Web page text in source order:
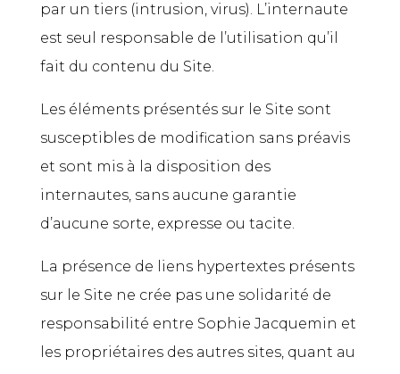
par un tiers (intrusion, virus). L’internaute
est seul responsable de l’utilisation qu’il
fait du contenu du Site.
Les éléments présentés sur le Site sont
susceptibles de modification sans préavis
et sont mis à la disposition des
internautes, sans aucune garantie
d’aucune sorte, expresse ou tacite.
La présence de liens hypertextes présents
sur le Site ne crée pas une solidarité de
responsabilité entre Sophie Jacquemin et
les propriétaires des autres sites, quant au